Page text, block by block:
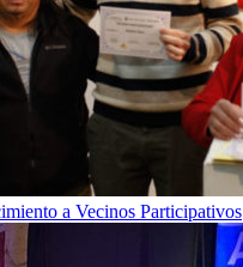
a Vecinos Participativos